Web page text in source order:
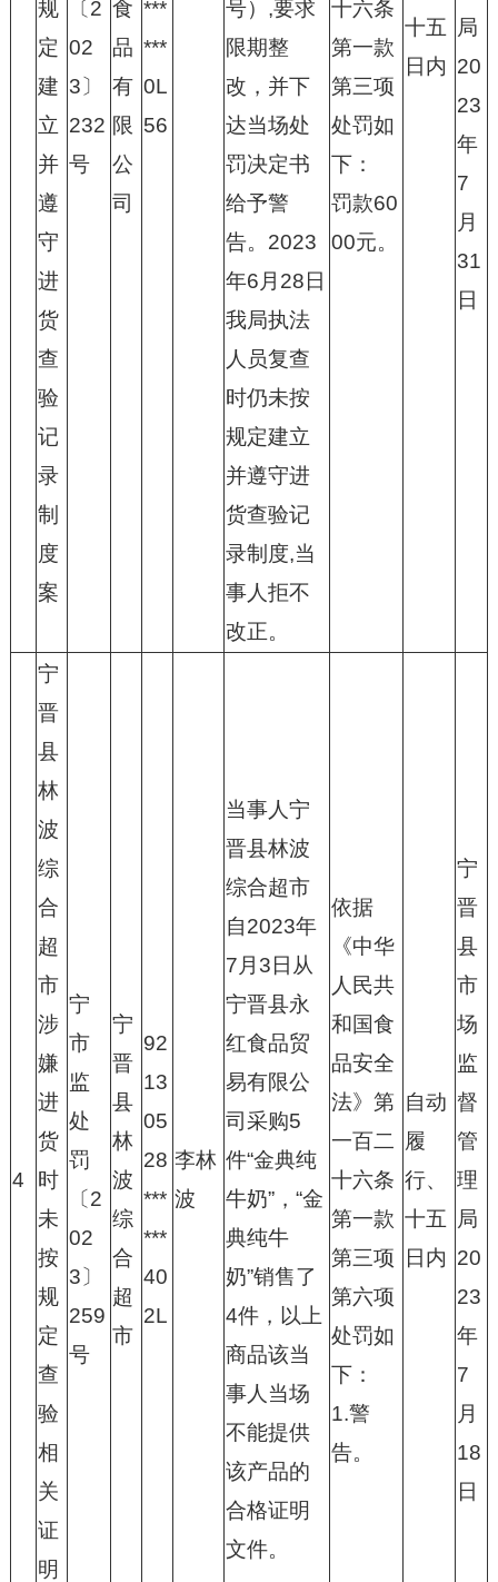
规
定
建
立
并
遵
守
进
货
查
验
记
录
制
度
案
〔2
02
3〕
232
号
食
品
有
限
公
司
***
***
0L
56
号）,要求
限期整
改，并下
达当场处
罚决定书
给予警
告。2023
年6月28日
我局执法
人员复查
时仍未按
规定建立
并遵守进
货查验记
录制度,当
事人拒不
改正。
十六条
第一款
第三项
处罚如
下：
罚款60
00元。
十五
日内
局
20
23
年
7
月
31
日
4
宁
晋
县
林
波
综
合
超
市
涉
嫌
进
货
时
未
按
规
定
查
验
相
关
证
明
宁
市
监
处
罚
〔2
02
3〕
259
号
宁
晋
县
林
波
综
合
超
市
92
13
05
28
***
***
40
2L
李林
波
当事人宁
晋县林波
综合超市
自2023年
7月3日从
宁晋县永
红食品贸
易有限公
司采购5
件“金典纯
牛奶”，“金
典纯牛
奶”销售了
4件，以上
商品该当
事人当场
不能提供
该产品的
合格证明
文件。
依据
《中华
人民共
和国食
品安全
法》第
一百二
十六条
第一款
第三项
第六项
处罚如
下：
1.警
告。
自动
履
行、
十五
日内
宁
晋
县
市
场
监
督
管
理
局
20
23
年
7
月
18
日